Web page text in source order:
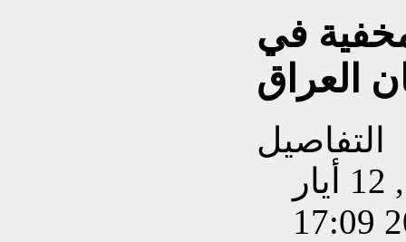
في
العراق
التفاصيل
تم إنشاءه بتاريخ الثلاثاء, 12 أيار